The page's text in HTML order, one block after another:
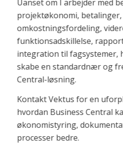
Uanset om I arbejder med
projektøkonomi, betalinger,
omkostningsfordeling,
funktionsadskillelse,
integration til fagsystemer,
skabe en standardnær og
Central-løsning.
Kontakt Vektus for en
hvordan Business Central
økonomistyring,
processer bedre.